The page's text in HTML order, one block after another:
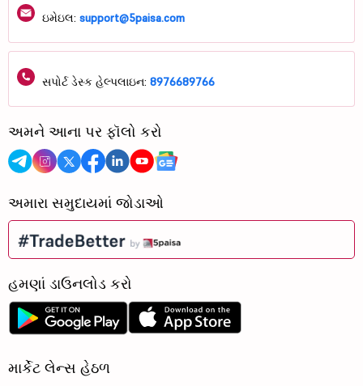
ઇમેઇલ: support@5paisa.com
સપોર્ટ ડેસ્ક હેલ્પલાઇન: 8976689766
અમને આના પર ફૉલો કરો
અમારા સમુદાયમાં જોડાઓ
હમણાં ડાઉનલોડ કરો
માર્કેટ લેન્સ હેઠળ